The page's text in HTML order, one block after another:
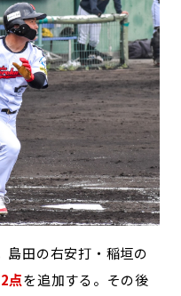
島田の右安打・稲垣の
2点を追加する。その後